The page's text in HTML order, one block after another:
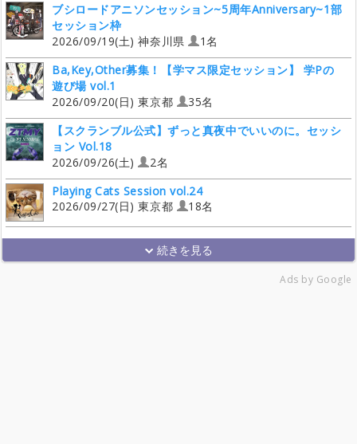
ブシロードアニソンセッション~5周年Anniversary~1部
セッション枠
2026/09/19(土) 神奈川県
1名
Ba,Key,Other募集！【学マス限定セッション】 学Pの
遊び場 vol.1
2026/09/20(日) 東京都
35名
【スクランブル公式】ずっと真夜中でいいのに。セッシ
ョン Vol.18
2026/09/26(土)
2名
Playing Cats Session vol.24
2026/09/27(日) 東京都
18名
Ads by Google